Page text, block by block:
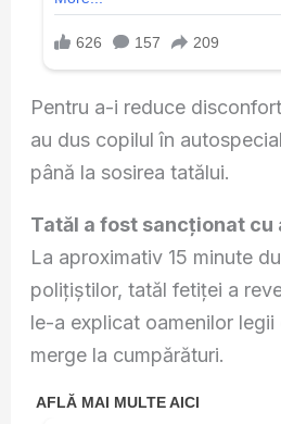
Pentru a-i reduce
au dus copilul în
până la sosirea tatălui.
Tatăl a fost sancționat
La aproximativ 15 minute
polițiștilor, tatăl fetiței a
le-a explicat oamenilor legii
merge la cumpărături.